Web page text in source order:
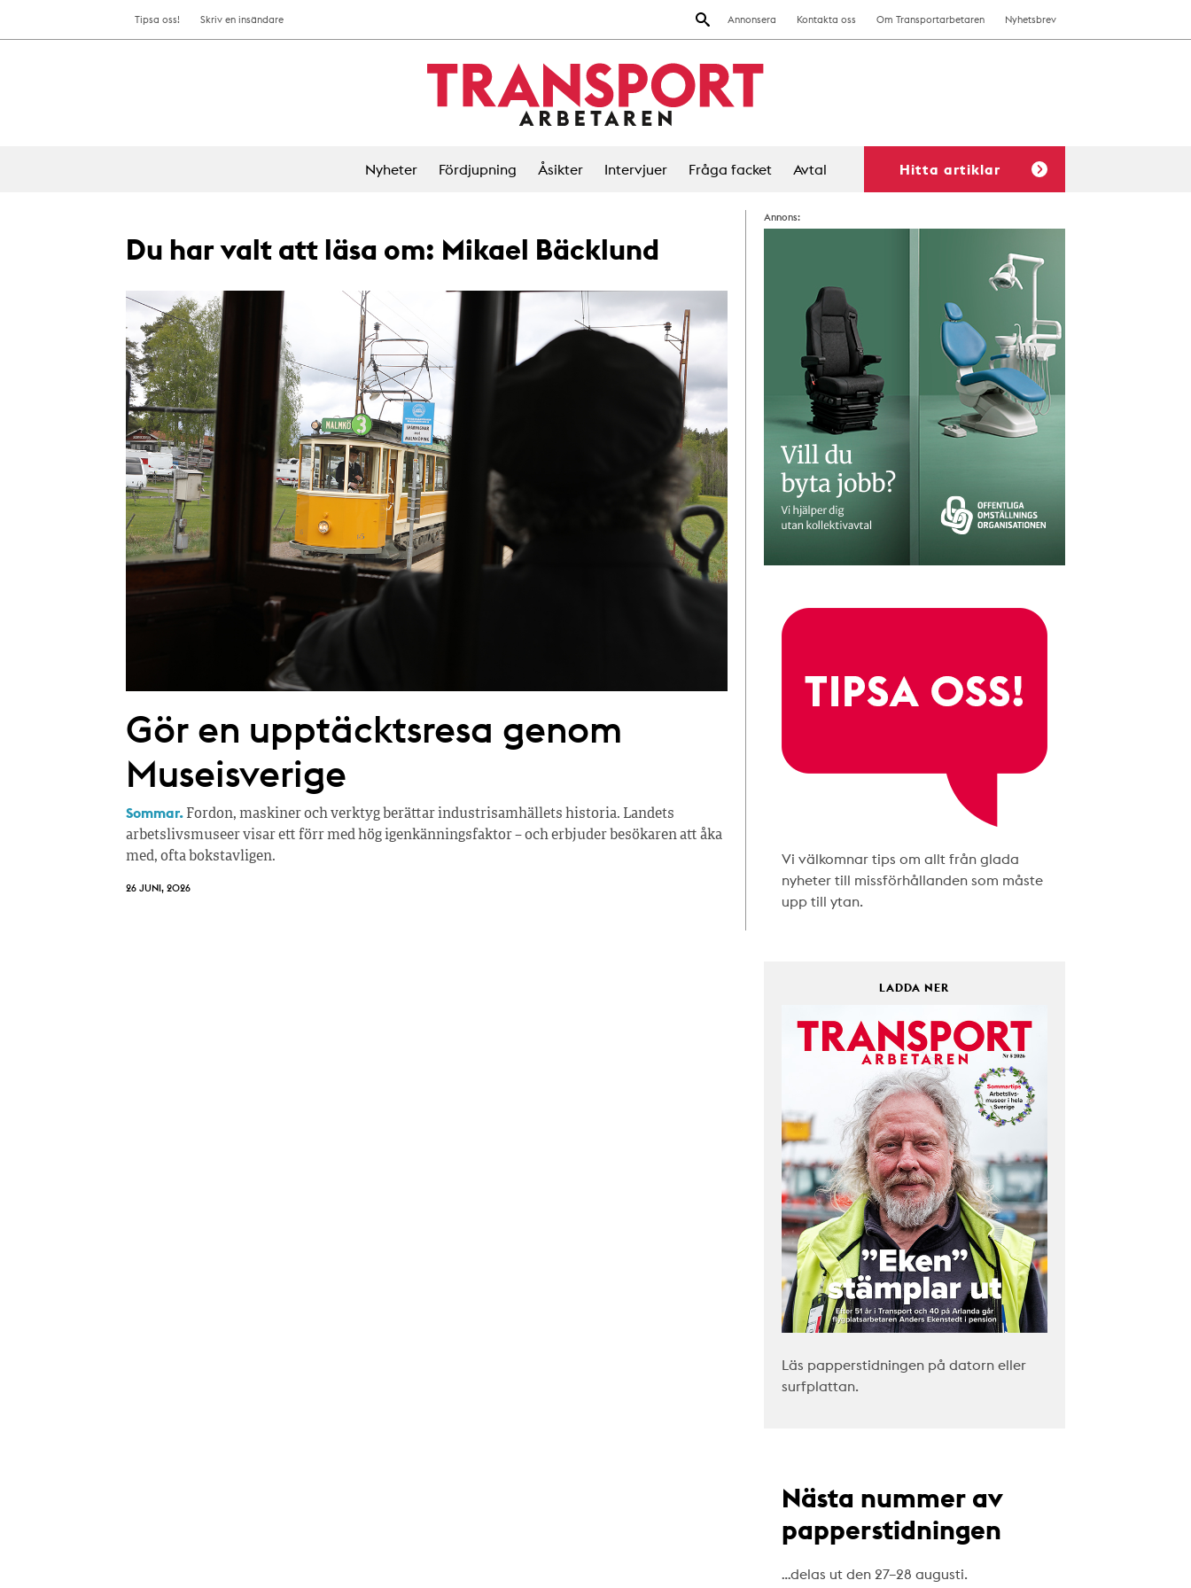
Annonsera Kontakta oss Om Transportarbetaren Nyhetsbrev
Tipsa oss! Skriv en insändare
Nyheter Fördjupning Åsikter Intervjuer Fråga facket Avtal Hitta artiklar
Du har valt att läsa om: Mikael Bäcklund
Gör en upptäcktsresa genom
Museisverige
Sommar. Fordon, maskiner och verktyg berättar industri­samhällets historia. Landets
arbetslivsmuseer visar ett förr med hög igenkänningsfaktor – och erbjuder besökaren att åka
med, ofta bokstavligen.
26 JUNI, 2026
Annons:
Vi välkomnar tips om allt från glada
nyheter till missförhållanden som måste
upp till ytan.
LADDA NER
Läs papperstidningen på datorn eller
surfplattan.
Nästa nummer av
papperstidningen
…delas ut den 27–28 augusti.